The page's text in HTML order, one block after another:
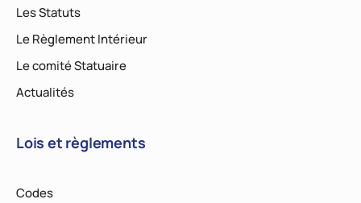
Les Statuts
Le Règlement Intérieur
Le comité Statuaire
Actualités
Lois et règlements
Codes